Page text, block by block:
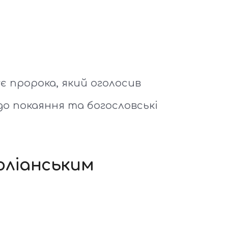
пророка, який оголосив
та богословські